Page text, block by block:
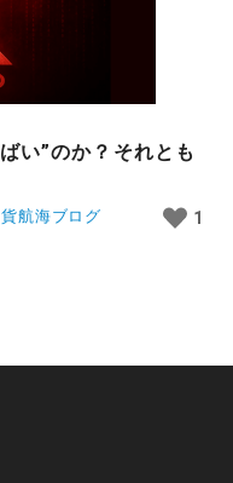
い”のか？それとも
航海ブログ 1